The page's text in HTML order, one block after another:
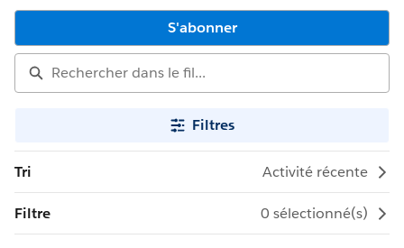
S'abonner
Filtres
Tri Activité récente
Filtre 0 sélectionné(s)